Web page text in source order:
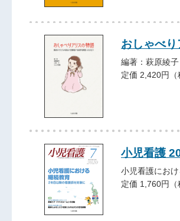
おしゃべ
編著：萩原綾
定価 2,420円（
小児看護
小児看護にお
定価 1,760円（